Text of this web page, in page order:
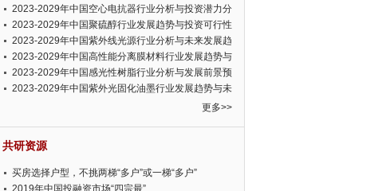
资潜力分析报告
2023-2029年中国空心电抗器行业分析与投资潜力分
析报告
2023-2029年中国聚硫醇行业发展趋势与投资可行性
报告
2023-2029年中国紫外线光源行业分析与未来发展趋
势报告
2023-2029年中国高性能分离膜材料行业发展趋势与
发展前景预测报告
2023-2029年中国感光性树脂行业分析与发展前景预
测报告
2023-2029年中国紫外光固化油墨行业发展趋势与未
更多>>
共研资源
买房选择户型，不挑两梯“多户”或一梯“多户”
2019年中国投融资市场“四宗最”